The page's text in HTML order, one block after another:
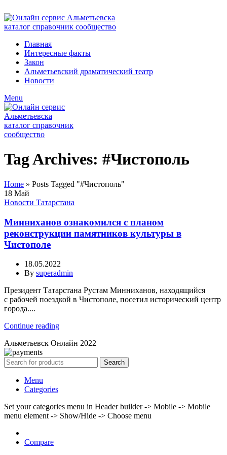
Главная
Интересные факты
Закон
Альметьевский драматический театр
Новости
Menu
Tag Archives: #Чистополь
Home » Posts Tagged "#Чистополь"
18 Май
Новости Татарстана
Минниханов ознакомился с планом
реконструкции памятников культуры в
Чистополе
18.05.2022
By superadmin
Президент Татарстана Рустам Минниханов, находящийся
с рабочей поездкой в Чистополе, посетил исторический центр
города....
Continue reading
Альметьевск Онлайн 2022
Search
Menu
Categories
Set your categories menu in Header builder -> Mobile -> Mobile
menu element -> Show/Hide -> Choose menu
Compare